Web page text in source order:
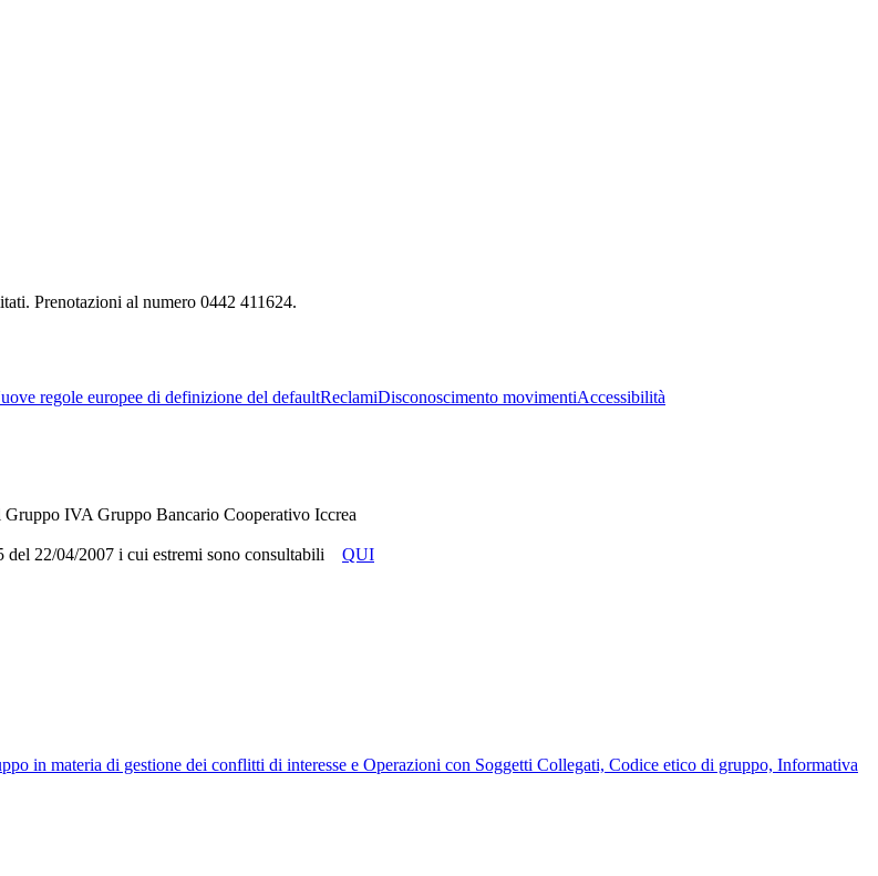
Prenotazioni al numero 0442 411624.
regole europee di definizione del defaultReclamiDisconoscimento movimentiAccessibilità
Gruppo IVA Gruppo Bancario Cooperativo Iccrea
del 22/04/2007 i cui estremi sono consultabili QUI
in materia di gestione dei conflitti di interesse e Operazioni con Soggetti Collegati, Codice etico di gruppo, Informativa